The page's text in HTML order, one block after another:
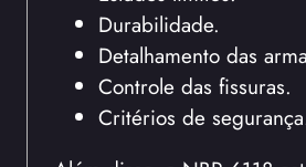
Durabilidade.
Detalhamento das
Controle das fissuras.
Critérios de